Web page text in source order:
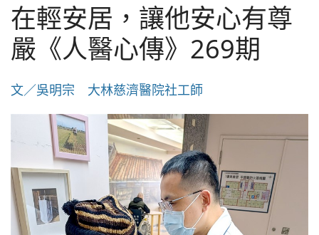
在輕安居，讓他安心有尊
嚴《人醫心傳》269期
文／吳明宗 大林慈濟醫院社工師